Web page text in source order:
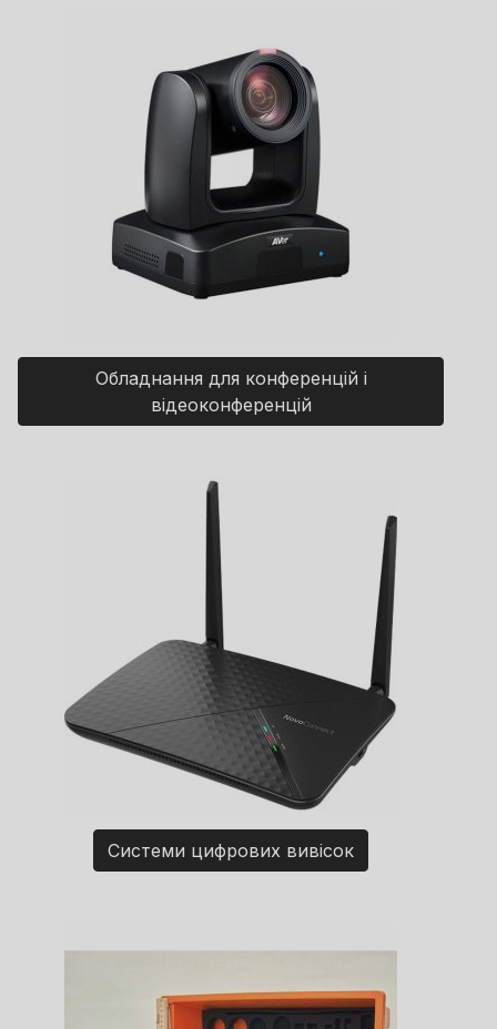
Обладнання для конференцій і
відеоконференцій
Системи цифрових вивісок